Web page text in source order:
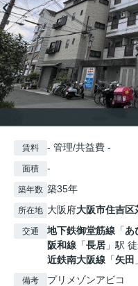
賃料 - 管理/共益費 -
面積 -
築年数 築35年
所在地 大阪府大阪市住吉区
交通 地下鉄御堂筋線 「あ
阪和線 「長居 」駅
近鉄南大阪線 「矢田
備考 プリメゾンアビコ